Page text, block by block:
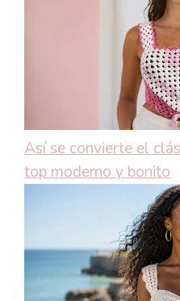
Así se convierte el
top moderno y bonito